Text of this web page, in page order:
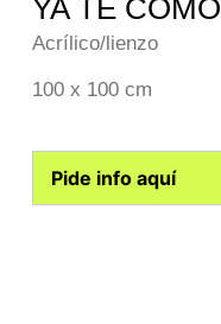
YA TE COMO
Acrílico/lienzo
100 x 100 cm
Pide info aquí